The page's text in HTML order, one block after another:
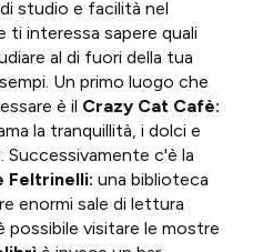
studio e facilità nel
ti interessa sapere quali
al di fuori della tua
Un primo luogo che
è il Crazy Cat Cafè:
la tranquillità, i dolci e
c'è la
Feltrinelli: una biblioteca
enormi sale di lettura
possibile visitare le mostre